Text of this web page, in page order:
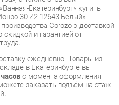
ежедневно. Товары из
в Екатеринбурге вы
с момента оформления
заказать подъём на этаж
и для товаров, находящихся
индивидуально.
доставки вы можете
.